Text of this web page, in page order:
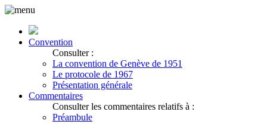
Convention
Consulter :
La convention de Genève de 1951
Le protocole de 1967
Présentation générale
Commentaires
Consulter les commentaires relatifs à :
Préambule